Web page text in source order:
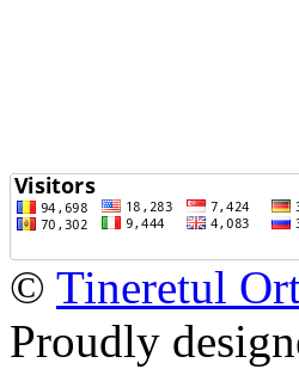
© Tineretul
Proudly